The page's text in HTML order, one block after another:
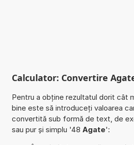
Calculator: Convertire
Pentru a obține rezultatul dorit cât
bine este să introduceți valoarea
convertită sub formă de text, de
sau pur și simplu '48 Agate':